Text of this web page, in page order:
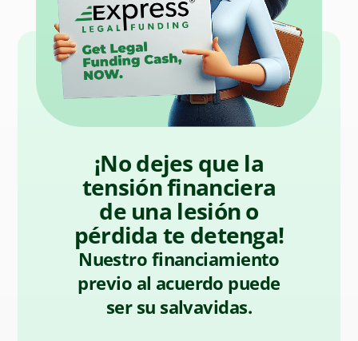
¡No dejes que la
tensión financiera
de una lesión o
pérdida te detenga!
Nuestro financiamiento
previo al acuerdo puede
ser su salvavidas.